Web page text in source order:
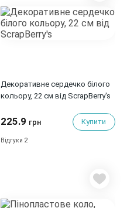
Декоративне сердечко білого
кольору, 22 см від ScrapBerry's
225.9 грн Купити
Відгуки 2